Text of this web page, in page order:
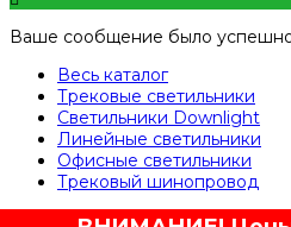
Ваше сообщение было
Весь каталог
Трековые светильники
Светильники Downlight
Линейные светильники
Офисные светильники
Трековый шинопровод